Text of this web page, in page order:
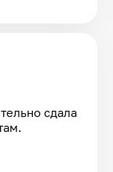
сдала